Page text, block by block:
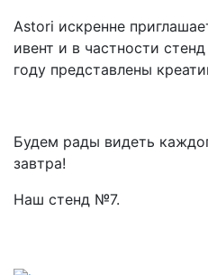
Astori искренне
ивент и в частности
году представлены
Будем рады видеть
завтра!
Наш стенд №7.